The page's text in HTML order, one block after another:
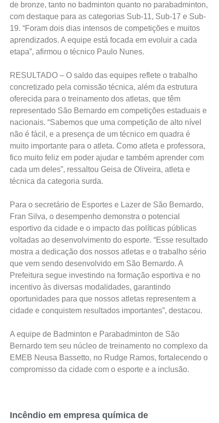
de bronze, tanto no badminton quanto no parabadminton,
com destaque para as categorias Sub-11, Sub-17 e Sub-
19. “Foram dois dias intensos de competições e muitos
aprendizados. A equipe está focada em evoluir a cada
etapa”, afirmou o técnico Paulo Nunes.
RESULTADO – O saldo das equipes reflete o trabalho
concretizado pela comissão técnica, além da estrutura
oferecida para o treinamento dos atletas, que têm
representado São Bernardo em competições estaduais e
nacionais. “Sabemos que uma competição de alto nível
não é fácil, e a presença de um técnico em quadra é
muito importante para o atleta. Como atleta e professora,
fico muito feliz em poder ajudar e também aprender com
cada um deles”, ressaltou Geisa de Oliveira, atleta e
técnica da categoria surda.
Para o secretário de Esportes e Lazer de São Bernardo,
Fran Silva, o desempenho demonstra o potencial
esportivo da cidade e o impacto das políticas públicas
voltadas ao desenvolvimento do esporte. “Esse resultado
mostra a dedicação dos nossos atletas e o trabalho sério
que vem sendo desenvolvido em São Bernardo. A
Prefeitura segue investindo na formação esportiva e no
incentivo às diversas modalidades, garantindo
oportunidades para que nossos atletas representem a
cidade e conquistem resultados importantes”, destacou.
A equipe de Badminton e Parabadminton de São
Bernardo tem seu núcleo de treinamento no complexo da
EMEB Neusa Bassetto, no Rudge Ramos, fortalecendo o
compromisso da cidade com o esporte e a inclusão.
Incêndio em empresa química de